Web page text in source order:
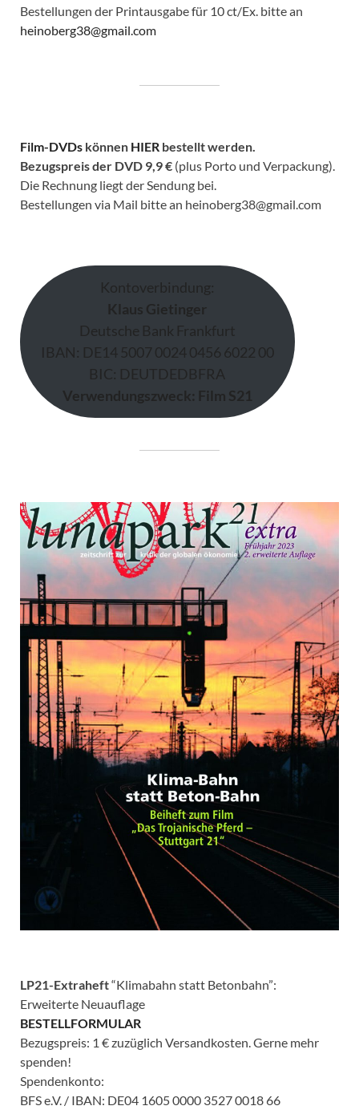
Bestellungen der Printausgabe für 10 ct/Ex. bitte an
heinoberg38@gmail.com
Film-DVDs können HIER bestellt werden.
Bezugspreis der DVD 9,9 € (plus Porto und Verpackung).
Die Rechnung liegt der Sendung bei.
Bestellungen via Mail bitte an heinoberg38@gmail.com
Kontoverbindung:
Klaus Gietinger
Deutsche Bank Frankfurt
IBAN: DE14 5007 0024 0456 6022 00
BIC: DEUTDEDBFRA
Verwendungszweck: Film S21
LP21-Extraheft“Klimabahn statt Betonbahn”:
Erweiterte Neuauflage
BESTELLFORMULAR
Bezugspreis: 1 € zuzüglich Versandkosten. Gerne mehr
spenden!
Spendenkonto:
BFS e.V. / IBAN: DE04 1605 0000 3527 0018 66